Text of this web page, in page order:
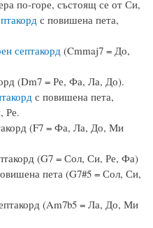
по-горе, състоящ се от Си,
с повишена пета,
септакорд (Cmmaj7 = До,
(Dm7 = Ре, Фа, Ла, До).
с повишена пета,
Ре.
(F7 = Фа, Ла, До, Ми
(G7 = Сол, Си, Ре, Фа)
пета (G7#5 = Сол, Си,
(Am7b5 = Ла, До, Ми